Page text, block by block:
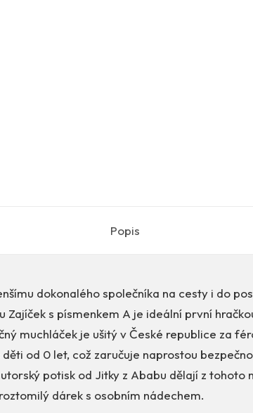
Popis
dokonalého společníka na cesty i do
Zajíček s písmenkem A je ideální první
muchláček je ušitý v České republice za
od 0 let, což zaručuje naprostou
potisk od Jitky z Ababu dělají z tohoto
dárek s osobním nádechem.